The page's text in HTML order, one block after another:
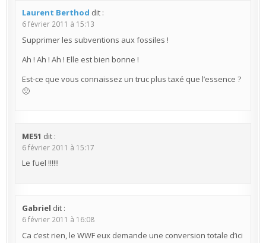
Laurent Berthod dit :
6 février 2011 à 15:13
Supprimer les subventions aux fossiles !
Ah ! Ah ! Ah ! Elle est bien bonne !
Est-ce que vous connaissez un truc plus taxé que l’essence ?
🙁
ME51 dit :
6 février 2011 à 15:17
Le fuel !!!!!!
Gabriel dit :
6 février 2011 à 16:08
Ca c’est rien, le WWF eux demande une conversion totale d’ici